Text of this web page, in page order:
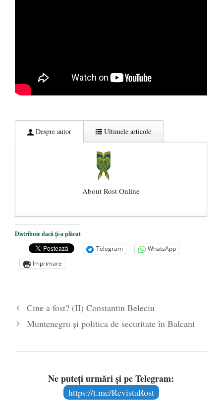
Despre autor Ultimele articole
About Rost Online
Dezvăluiri cutremurătoare despre
președintele Ucrainei, Volodymyr
Zelensky
- 13 mai 2026
Statul care servește Națiunea
poetului Octavian Goga, înlăturat din Iași
- 16 aprilie 2026
Distribuie dacă ți-a plăcut
Telegram
WhatsApp
Imprimare
Cine a fost? (II) Constantin Beleciu
Muntenegru și politica de securitate în Balcani
Ne puteți urmări și pe Telegram:
https://t.me/RevistaRost